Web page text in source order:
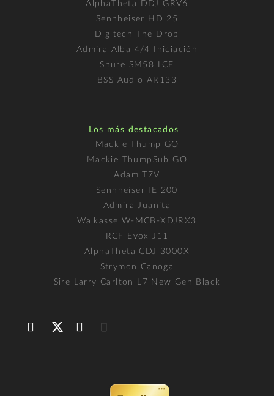
AlphaTheta DDJ GRV6
Sennheiser HD 25
Digitech The Drop
Admira Alba 4/4 Iniciación
Shure SM58 LCE
BSS Audio AR133
Los más destacados
Mackie Thump GO
Mackie ThumpSub GO
Adam T7V
Sennheiser IE 200
Admira Juanita
Walkasse W-MCB-XDJRX3
RCF Evox J11
AlphaTheta CDJ 3000X
Strymon Canoga
Sire Larry Carlton L7 New Gen Black